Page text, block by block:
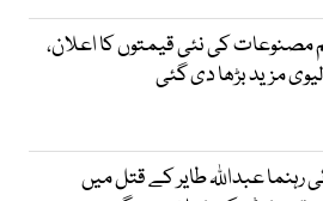
مصنوعات کی نئی قیمتوں کا اعلان،
لیوی مزید بڑھا دی گئی
رہنما عبداللہ طایر کے قتل میں